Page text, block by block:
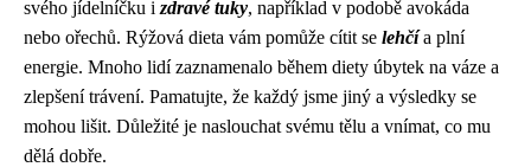
svého jídelníčku i zdravé tuky, například v podobě avokáda
nebo ořechů. Rýžová dieta vám pomůže cítit se lehčía plní
energie. Mnoho lidí zaznamenalo během diety úbytek na váze a
zlepšení trávení. Pamatujte, že každý jsme jiný a výsledky se
mohou lišit. Důležité je naslouchat svému tělu a vnímat, co mu
dělá dobře.